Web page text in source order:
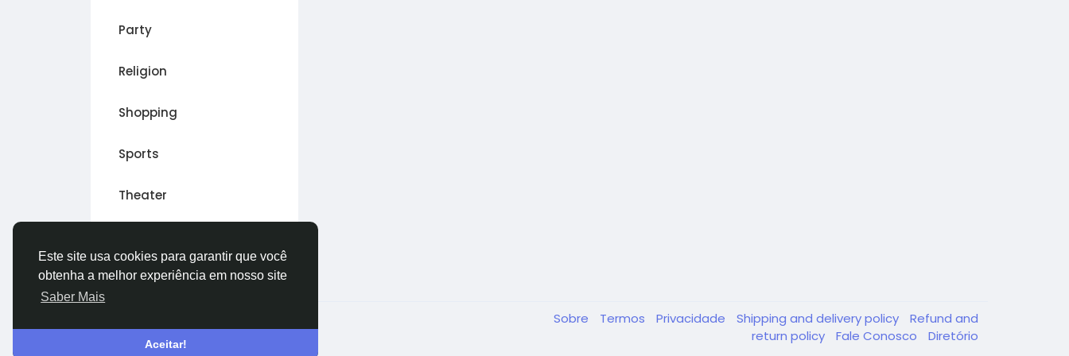
Este site usa cookies para garantir que você
obtenha a melhor experiência em nosso site
Saber Mais
Aceitar!
Party
Religion
Shopping
Sports
Theater
Sobre Termos Privacidade Shipping and delivery policy
Refund and
return policy
Fale Conosco Diretório